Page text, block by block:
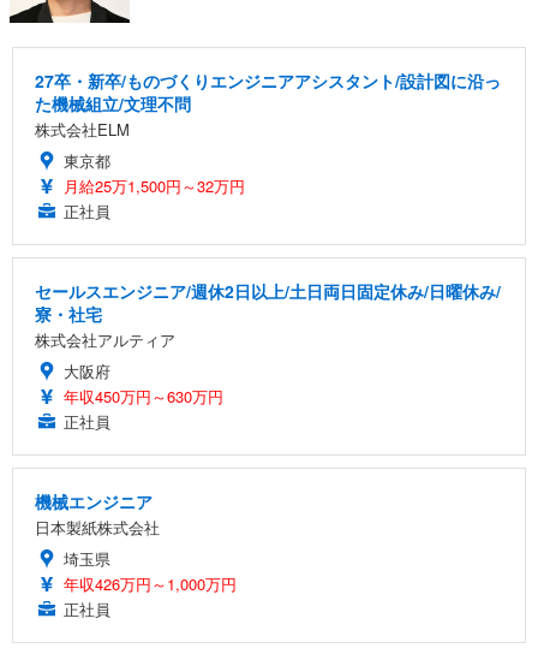
27卒・新卒/ものづくりエンジニアアシスタント/設計図に沿っ
た機械組立/文理不問
株式会社ELM
東京都
月給25万1,500円～32万円
正社員
セールスエンジニア/週休2日以上/土日両日固定休み/日曜休み/
寮・社宅
株式会社アルティア
大阪府
年収450万円～630万円
正社員
機械エンジニア
日本製紙株式会社
埼玉県
年収426万円～1,000万円
正社員